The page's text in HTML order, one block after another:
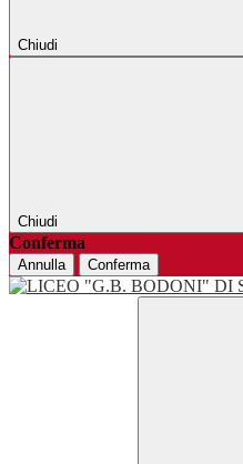
Chiudi
Chiudi
Conferma
Annulla Conferma